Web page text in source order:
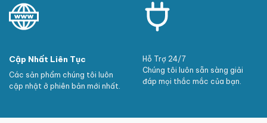
Cập Nhất Liên Tục
Các sản phẩm chúng tôi luôn
cập nhật ở phiên bản mới nhất.
Hỗ Trợ 24/7
Chúng tôi luôn sẵn sàng giải
đáp mọi thắc mắc của bạn.